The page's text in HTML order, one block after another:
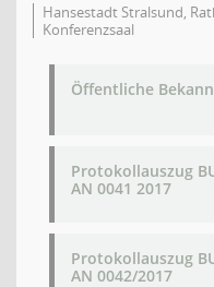
Hansestadt Stralsund,
Konferenzsaal
Öffentliche
Protokollauszug
AN 0041 2017
Protokollauszug
AN 0042/2017